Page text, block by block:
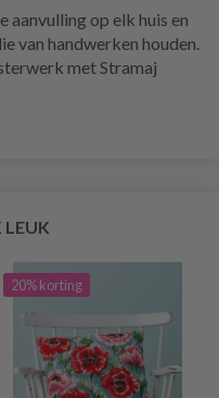
aanvulling op elk huis en
van handwerken houden.
met Stramaj
LEUK
20% korting